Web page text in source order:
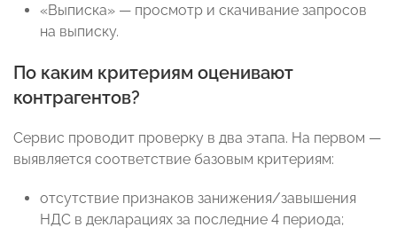
«Выписка» — просмотр и скачивание запросов
на выписку.
По каким критериям оценивают
контрагентов?
Сервис проводит проверку в два этапа. На первом —
выявляется соответствие базовым критериям:
отсутствие признаков занижения/завышения
НДС в декларациях за последние 4 периода;